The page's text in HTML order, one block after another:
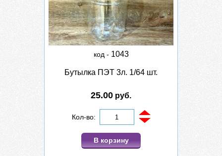
код - 1043
Бутылка ПЭТ 3л. 1/64 шт.
25.00 руб.
Кол-во:
В корзину